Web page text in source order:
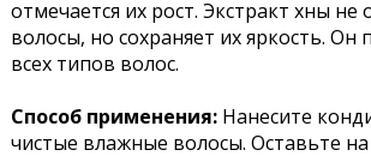
отмечается их рост. Экстракт хны
волосы, но сохраняет их яркость. Он
всех типов волос.
Способ применения:Нанесите
чистые влажные волосы. Оставьте